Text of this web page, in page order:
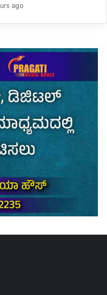
ago